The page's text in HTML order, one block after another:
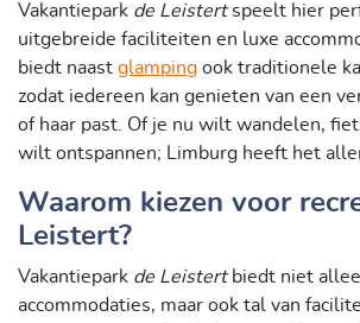
Vakantiepark de Leistertspeelt hier
uitgebreide faciliteiten en luxe
biedt naast glamping ook traditionele
zodat iedereen kan genieten van een
of haar past. Of je nu wilt wandelen,
wilt ontspannen; Limburg heeft het
Waarom kiezen voor
Leistert?
Vakantiepark de Leistertbiedt niet
accommodaties, maar ook tal van